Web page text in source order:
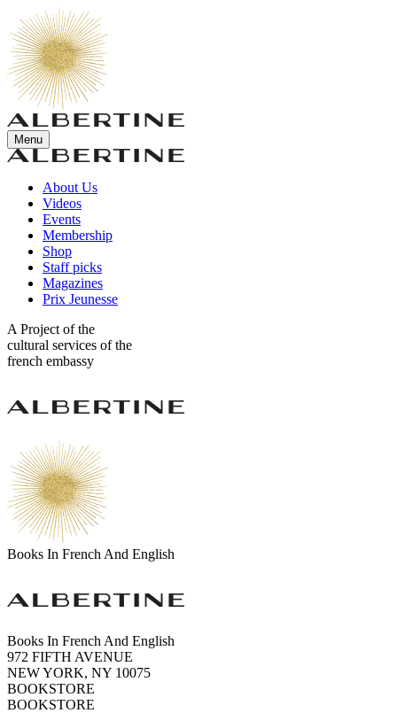
Menu
About Us
Videos
Events
Membership
Shop
Staff picks
Magazines
Prix Jeunesse
A Project of the
cultural services of the
french embassy
Books In French And English
Books In French And English
972 FIFTH AVENUE
NEW YORK, NY 10075
BOOKSTORE
BOOKSTORE